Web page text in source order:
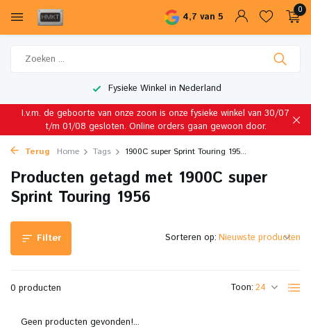
4,7 van 5
0
Fysieke Winkel in Nederland
I.v.m. de geboorte van onze zoon is onze fysieke winkel van 30/07
t/m 01/08 gesloten. Online orders gaan gewoon door.
Terug Home Tags 1900C super Sprint Touring 195...
Producten getagd met 1900C super
Sprint Touring 1956
Filter
0 producten Toon:
Sorteren op:
Geen producten gevonden!...